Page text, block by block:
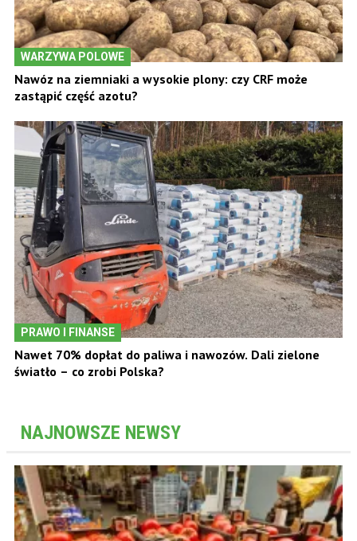
WARZYWA POLOWE
Nawóz na ziemniaki a wysokie plony: czy CRF może
zastąpić część azotu?
PRAWO I FINANSE
Nawet 70% dopłat do paliwa i nawozów. Dali zielone
światło – co zrobi Polska?
NAJNOWSZE NEWSY